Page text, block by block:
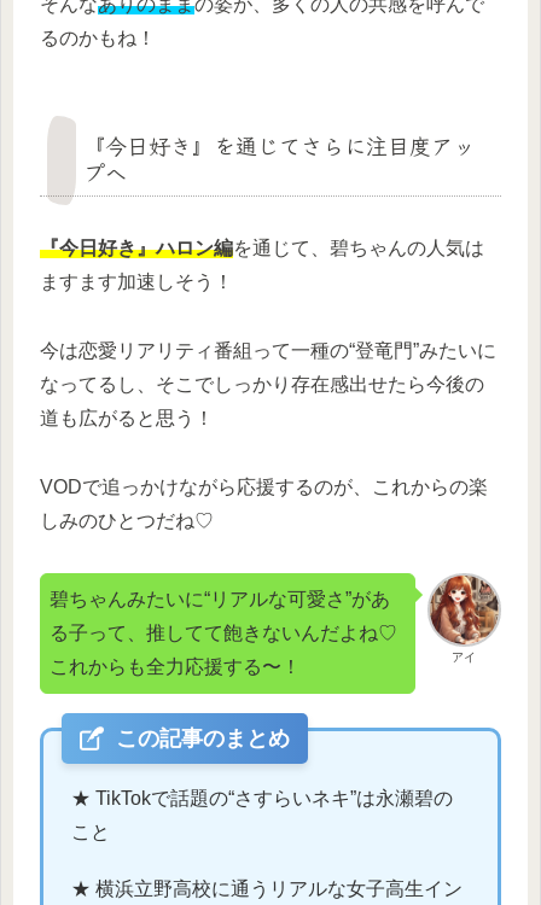
そんなありのままの姿が、多くの人の共感を呼んで
るのかもね！
『今日好き』を通じてさらに注目度アッ
プへ
『今日好き』ハロン編を通じて、碧ちゃんの人気は
ますます加速しそう！
今は恋愛リアリティ番組って一種の“登竜門”みたいに
なってるし、そこでしっかり存在感出せたら今後の
道も広がると思う！
VODで追っかけながら応援するのが、これからの楽
しみのひとつだね♡
アイ
碧ちゃんみたいに“リアルな可愛さ”があ
る子って、推してて飽きないんだよね♡
これからも全力応援する〜！
この記事のまとめ
★ TikTokで話題の“さすらいネキ”は永瀬碧の
こと
★ 横浜立野高校に通うリアルな女子高生イン